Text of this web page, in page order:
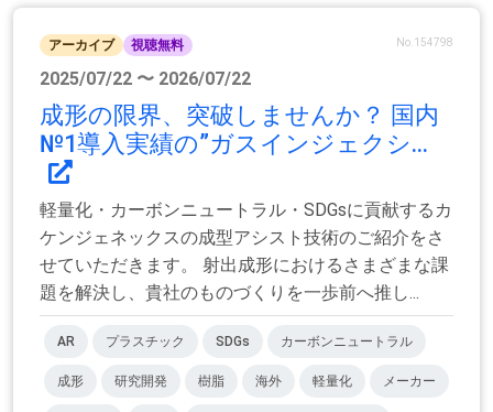
アーカイブ 視聴無料 No.154798
2025/07/22 〜 2026/07/22
成形の限界、突破しませんか？ 国内
№1導入実績の”ガスインジェクシ...
軽量化・カーボンニュートラル・SDGsに貢献するカ
ケンジェネックスの成型アシスト技術のご紹介をさ
せていただきます。 射出成形におけるさまざまな課
題を解決し、貴社のものづくりを一歩前へ推し...
AR プラスチック SDGs カーボンニュートラル
成形 研究開発 樹脂 海外 軽量化 メーカー